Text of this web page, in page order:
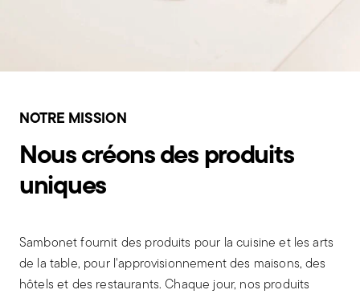
NOTRE MISSION
Nous créons des produits
uniques
Sambonet fournit des produits pour la cuisine et les arts
de la table, pour l'approvisionnement des maisons, des
hôtels et des restaurants. Chaque jour, nos produits